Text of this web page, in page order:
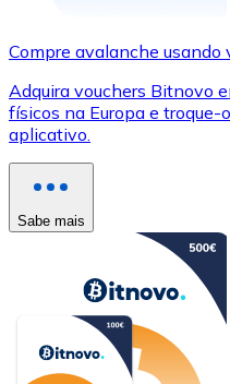
Compre avalanche usando
Adquira vouchers Bitnovo
físicos na Europa e troque-
aplicativo.
Sabe mais